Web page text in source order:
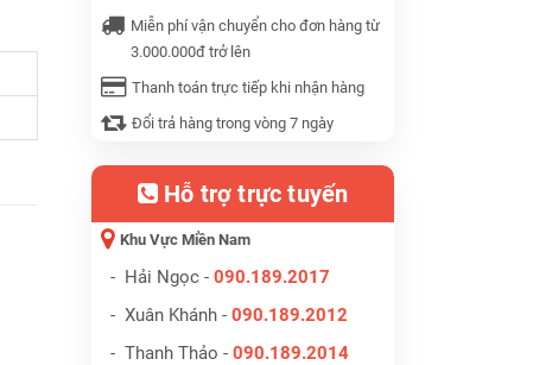
Miễn phí vận chuyển cho đơn hàng từ
3.000.000đ trở lên
Thanh toán trực tiếp khi nhận hàng
Đổi trả hàng trong vòng 7 ngày
Hỗ trợ trực tuyến
Khu Vực Miền Nam
- Hải Ngọc - 090.189.2017
- Xuân Khánh - 090.189.2012
- Thanh Thảo - 090.189.2014